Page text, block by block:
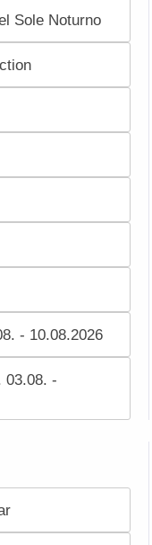
Sole Noturno
- 10.08.2026
03.08. -